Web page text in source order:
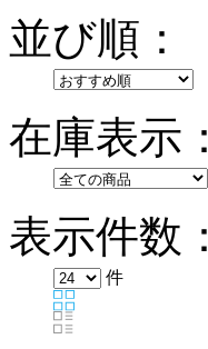
並び順：
在庫表示：
表示件数：
件